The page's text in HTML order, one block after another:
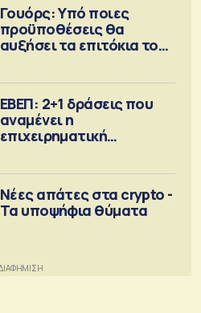
Γουόρς: Υπό ποιες
προϋποθέσεις θα
αυξήσει τα επιτόκια τον
ΕΒΕΠ: 2+1 δράσεις που
αναμένει η
επιχειρηματική
Νέες απάτες στα crypto -
Τα υποψήφια θύματα